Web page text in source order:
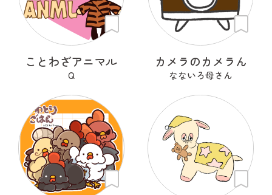
ことわざアニマル
Q
カメラのカメラん
なないろ母さん